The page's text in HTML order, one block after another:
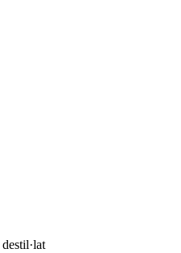
destil·lat